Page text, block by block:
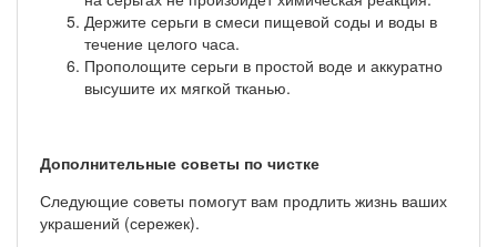
Держите серьги в смеси пищевой соды и воды в
течение целого часа.
Прополощите серьги в простой воде и аккуратно
высушите их мягкой тканью.
Дополнительные советы по чистке
Следующие советы помогут вам продлить жизнь ваших
украшений (сережек).